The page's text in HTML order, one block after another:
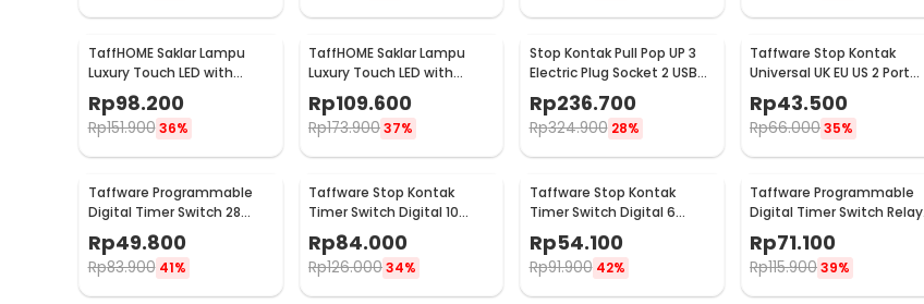
TaffHOME Saklar Lampu
Luxury Touch LED with
Remote 2 Gang - XJG-
DH001
Rp98.200
Rp151.900 36%
TaffHOME Saklar Lampu
Luxury Touch LED with
Remote 3 Gang - XJG-
DH001
Rp109.600
Rp173.90037%
Stop Kontak Pull Pop UP 3
Electric Plug Socket 2 USB
Port EU - PDU
Rp236.700
Rp324.900 28%
Taffware Stop Kontak
Universal UK EU US 2 Port
USB On Off Switch - LC-20
Rp43.500
Rp66.00035%
Taffware Programmable
Digital Timer Switch 28
Program 220V/25A(16A) -
THC30A
Rp49.800
Rp83.900 41%
Taffware Stop Kontak
Timer Switch Digital 10
Program EU Plug 16A 230V -
KWE-TM02-EU
Rp84.000
Rp126.00034%
Taffware Stop Kontak
Timer Switch Digital 6
Program EU Plug 16A 230V -
W03
Rp54.100
Rp91.900 42%
Taffware Programmable
Digital Timer Switch Relay
32 Program 220V - KG316T
Rp71.100
Rp115.90039%